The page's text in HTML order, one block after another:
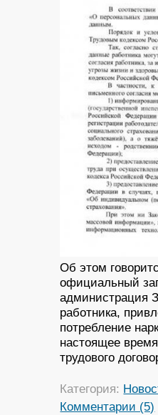
Об этом
официальный
администрация
работника,
потребление
настоящее
трудового
Категория:
Комментарии (5)